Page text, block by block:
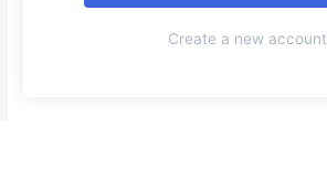
Create a new account